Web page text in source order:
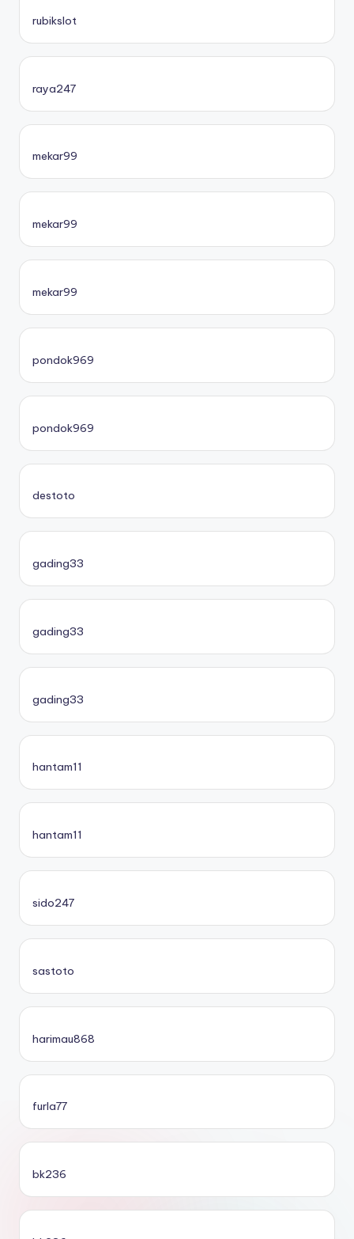
rubikslot
raya247
mekar99
mekar99
mekar99
pondok969
pondok969
destoto
gading33
gading33
gading33
hantam11
hantam11
sido247
sastoto
harimau868
furla77
bk236